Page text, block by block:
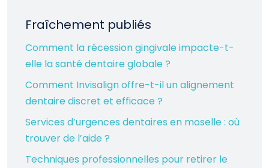
Fraîchement publiés
Comment la récession gingivale impacte-t-
elle la santé dentaire globale ?
Comment Invisalign offre-t-il un alignement
dentaire discret et efficace ?
Services d’urgences dentaires en moselle : où
trouver de l’aide ?
Techniques professionnelles pour retirer le